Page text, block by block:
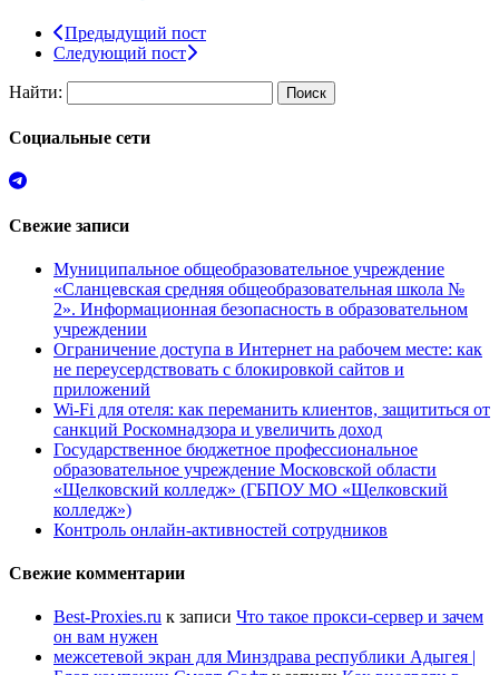
Предыдущий пост
Следующий пост
Найти:
Социальные сети
Свежие записи
Муниципальное общеобразовательное учреждение
«Сланцевская средняя общеобразовательная школа №
2». Информационная безопасность в образовательном
учреждении
Ограничение доступа в Интернет на рабочем месте: как
не переусердствовать с блокировкой сайтов и
приложений
Wi-Fi для отеля: как переманить клиентов, защититься от
санкций Роскомнадзора и увеличить доход
Государственное бюджетное профессиональное
образовательное учреждение Московской области
«Щелковский колледж» (ГБПОУ МО «Щелковский
колледж»)
Контроль онлайн-активностей сотрудников
Свежие комментарии
Best-Proxies.ru к записи Что такое прокси-сервер и зачем
он вам нужен
межсетевой экран для Минздрава республики Адыгея |